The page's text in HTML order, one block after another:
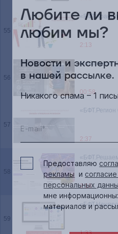
55
2:13
56
Мобильное
00:58
57
2:37
58
2:18
59
Любите ли
любим мы?
Новости и
в нашей рассылке.
Никакого спама – 1
E-mail*
Предоставляю
рекламы и
персональных
мне
материалов и